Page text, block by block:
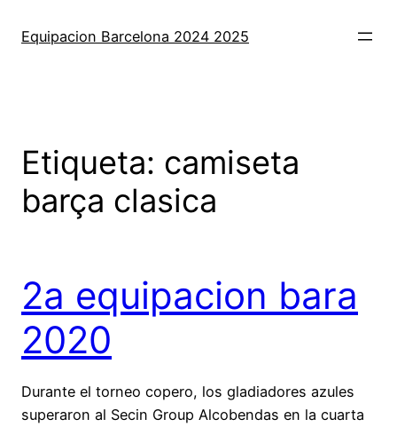
Equipacion Barcelona 2024 2025
Etiqueta: camiseta
barça clasica
2a equipacion bara
2020
Durante el torneo copero, los gladiadores azules
superaron al Secin Group Alcobendas en la cuarta